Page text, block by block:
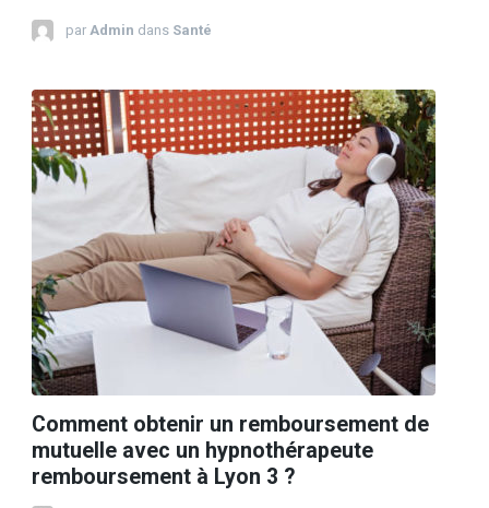
par Admin dans Santé
Comment obtenir un remboursement de
mutuelle avec un hypnothérapeute
remboursement à Lyon 3 ?